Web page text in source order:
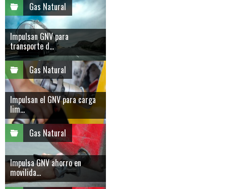
Gas Natural
Impulsan GNV para
transporte d...
Gas Natural
Impulsan el GNV para carga
lim...
Gas Natural
Impulsa GNV ahorro en
movilida...